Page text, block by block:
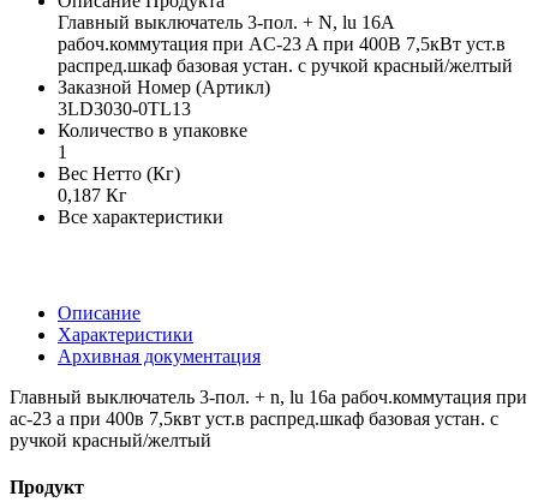
Главный выключатель 3-пол. + N, lu 16A
рабоч.коммутация при AC-23 A при 400В 7,5кВт уст.в
распред.шкаф базовая устан. с ручкой красный/желтый
Заказной Номер (Артикл)
3LD3030-0TL13
Количество в упаковке
1
Вес Нетто (Кг)
0,187 Кг
Все характеристики
Описание
Характеристики
Архивная документация
Главный выключатель 3-пол. + n, lu 16a рабоч.коммутация при
ac-23 a при 400в 7,5квт уст.в распред.шкаф базовая устан. с
ручкой красный/желтый
Продукт